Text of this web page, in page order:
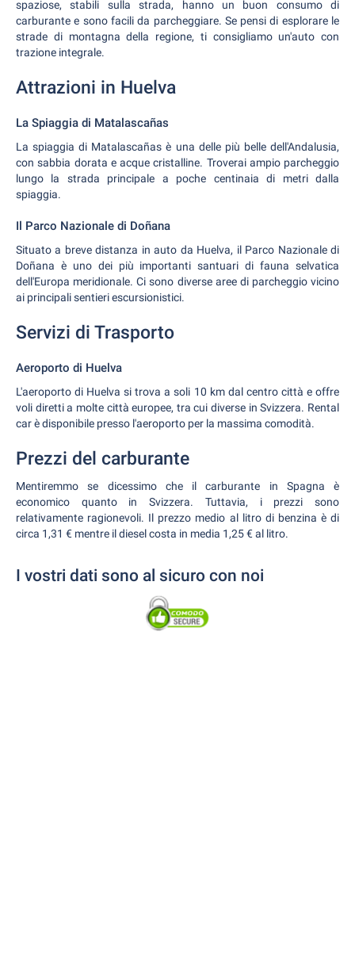
spaziose, stabili sulla strada, hanno un buon consumo di
carburante e sono facili da parcheggiare. Se pensi di esplorare le
strade di montagna della regione, ti consigliamo un'auto con
trazione integrale.
Attrazioni in Huelva
La Spiaggia di Matalascañas
La spiaggia di Matalascañas è una delle più belle dell'Andalusia,
con sabbia dorata e acque cristalline. Troverai ampio parcheggio
lungo la strada principale a poche centinaia di metri dalla
spiaggia.
Il Parco Nazionale di Doñana
Situato a breve distanza in auto da Huelva, il Parco Nazionale di
Doñana è uno dei più importanti santuari di fauna selvatica
dell'Europa meridionale. Ci sono diverse aree di parcheggio vicino
ai principali sentieri escursionistici.
Servizi di Trasporto
Aeroporto di Huelva
L'aeroporto di Huelva si trova a soli 10 km dal centro città e offre
voli diretti a molte città europee, tra cui diverse in Svizzera. Rental
car è disponibile presso l'aeroporto per la massima comodità.
Prezzi del carburante
Mentiremmo se dicessimo che il carburante in Spagna è
economico quanto in Svizzera. Tuttavia, i prezzi sono
relativamente ragionevoli. Il prezzo medio al litro di benzina è di
circa 1,31 € mentre il diesel costa in media 1,25 € al litro.
I vostri dati sono al sicuro con noi